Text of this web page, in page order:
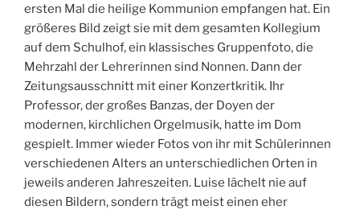
ersten Mal die heilige Kommunion empfangen hat. Ein
größeres Bild zeigt sie mit dem gesamten Kollegium
auf dem Schulhof, ein klassisches Gruppenfoto, die
Mehrzahl der Lehrerinnen sind Nonnen. Dann der
Zeitungsausschnitt mit einer Konzertkritik. Ihr
Professor, der großes Banzas, der Doyen der
modernen, kirchlichen Orgelmusik, hatte im Dom
gespielt. Immer wieder Fotos von ihr mit Schülerinnen
verschiedenen Alters an unterschiedlichen Orten in
jeweils anderen Jahreszeiten. Luise lächelt nie auf
diesen Bildern, sondern trägt meist einen eher